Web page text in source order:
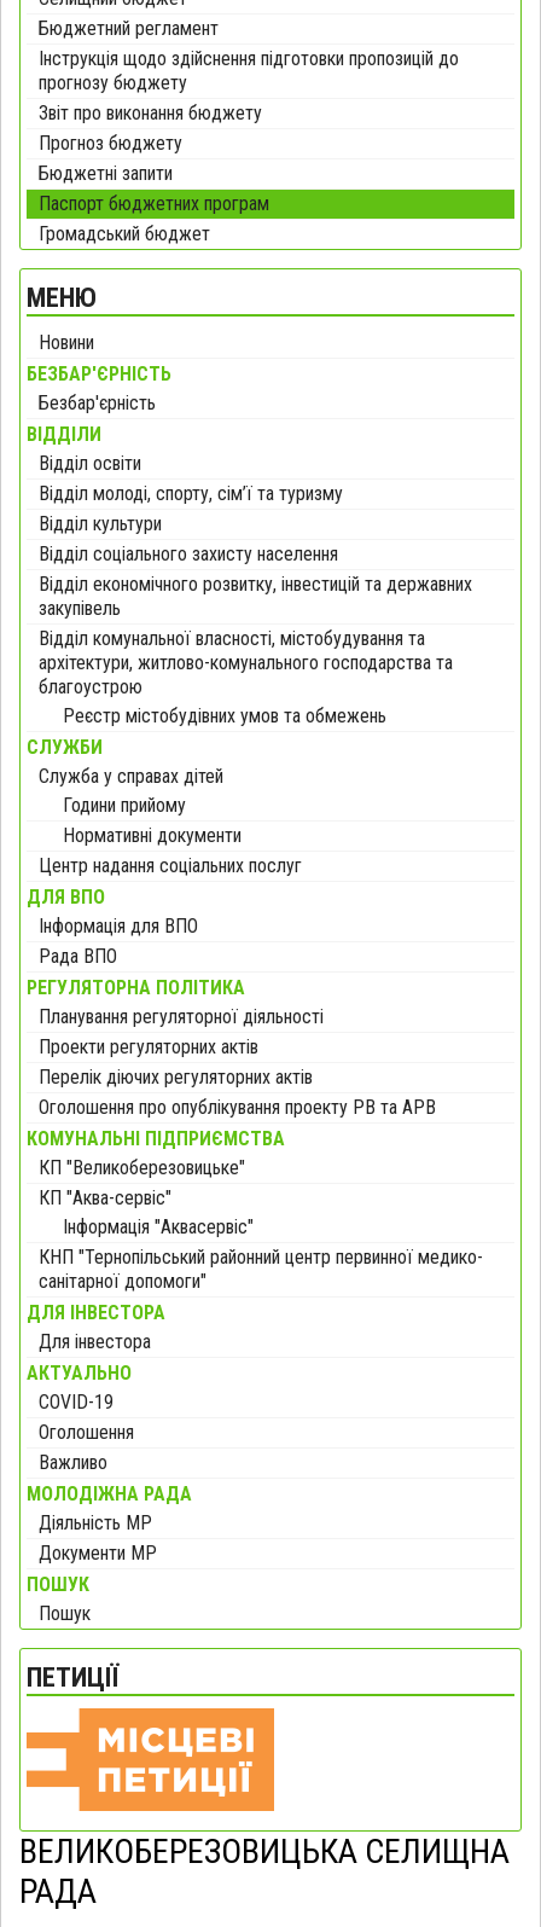
Бюджетний регламент
Інструкція щодо здійснення підготовки пропозицій до
прогнозу бюджету
Звіт про виконання бюджету
Прогноз бюджету
Бюджетні запити
Паспорт бюджетних програм
Громадський бюджет
МЕНЮ
Новини
БЕЗБАР'ЄРНІСТЬ
Безбар'єрність
ВІДДІЛИ
Відділ освіти
Відділ молоді, спорту, сім’ї та туризму
Відділ культури
Відділ соціального захисту населення
Відділ економічного розвитку, інвестицій та державних
закупівель
Відділ комунальної власності, містобудування та
архітектури, житлово-комунального господарства та
благоустрою
Реєстр містобудівних умов та обмежень
СЛУЖБИ
Служба у справах дітей
Години прийому
Нормативні документи
Центр надання соціальних послуг
ДЛЯ ВПО
Інформація для ВПО
Рада ВПО
РЕГУЛЯТОРНА ПОЛІТИКА
Планування регуляторної діяльності
Проекти регуляторних актів
Перелік діючих регуляторних актів
Оголошення про опублікування проекту РВ та АРВ
КОМУНАЛЬНІ ПІДПРИЄМСТВА
КП "Великоберезовицьке"
КП "Аква-сервіс"
Інформація "Аквасервіс"
КНП "Тернопільський районний центр первинної медико-
санітарної допомоги"
ДЛЯ ІНВЕСТОРА
Для інвестора
АКТУАЛЬНО
COVID-19
Оголошення
Важливо
МОЛОДІЖНА РАДА
Діяльність МР
Документи МР
ПОШУК
Пошук
ПЕТИЦІЇ
ВЕЛИКОБЕРЕЗОВИЦЬКА СЕЛИЩНА
РАДА